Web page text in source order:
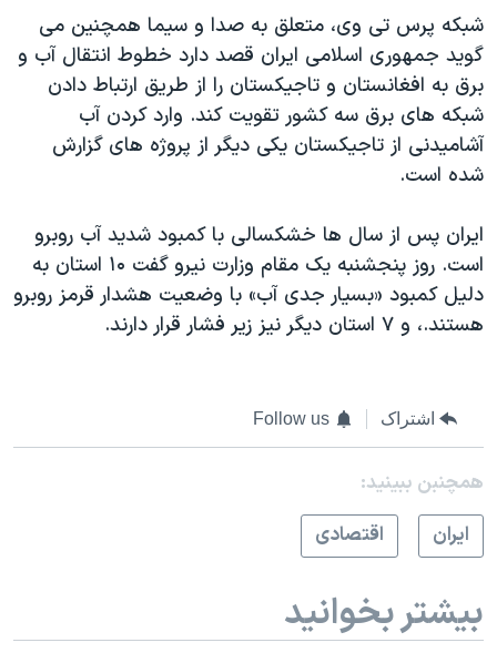
شبکه پرس تی وی، متعلق به صدا و سیما همچنین می
گوید جمهوری اسلامی ایران قصد دارد خطوط انتقال آب و
برق به افغانستان و تاجیکستان را از طریق ارتباط دادن
شبکه های برق سه کشور تقویت کند. وارد کردن آب
آشامیدنی از تاجیکستان یکی دیگر از پروژه های گزارش
شده است.
ایران پس از سال ها خشکسالی با کمبود شدید آب روبرو
است. روز پنجشنبه یک مقام وزارت نیرو گفت ۱۰ استان به
دلیل کمبود «بسیار جدی آب» با وضعیت هشدار قرمز روبرو
هستند.، و ۷ استان دیگر نیز زیر فشار قرار دارند.
اشتراک Follow us
همچنبن ببینید:
ايران
اقتصادی
بیشتر بخوانید